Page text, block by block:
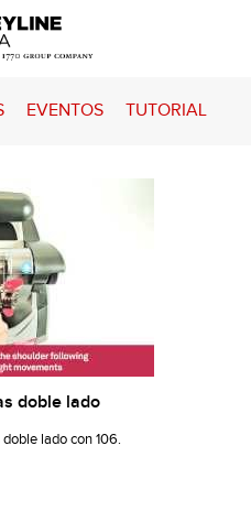
EVENTOS TUTORIAL
doble lado
lado con 106.